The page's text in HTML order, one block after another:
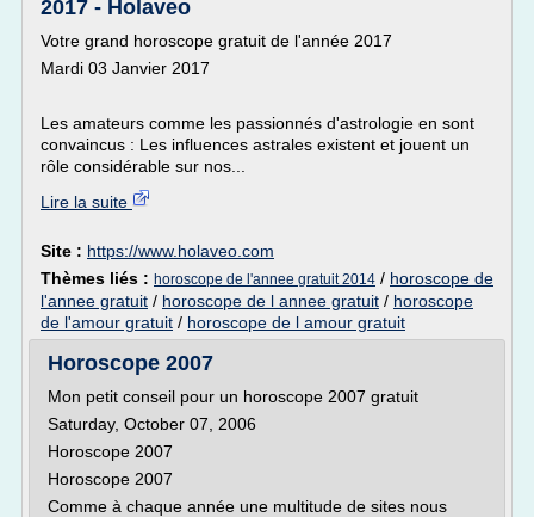
2017 - Holaveo
Votre grand horoscope gratuit de l'année 2017
Mardi 03 Janvier 2017
Les amateurs comme les passionnés d'astrologie en sont
convaincus : Les influences astrales existent et jouent un
rôle considérable sur nos...
Lire la suite
Site : https://www.holaveo.com
Thèmes liés : horoscope de l'annee gratuit 2014 / horoscope de
l'annee gratuit / horoscope de l annee gratuit / horoscope
de l'amour gratuit / horoscope de l amour gratuit
Horoscope 2007
Mon petit conseil pour un horoscope 2007 gratuit
Saturday, October 07, 2006
Horoscope 2007
Horoscope 2007
Comme à chaque année une multitude de sites nous